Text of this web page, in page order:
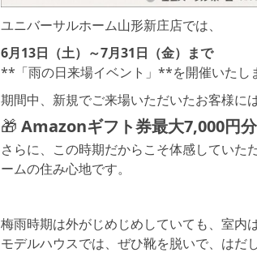
ユニバーサルホーム山形新庄店では、
6月13日（土）～7月31日（金）まで
**「雨の日来場イベント」**を開催いたし
期間中、新規でご来場いただいたお客様には
🎁 Amazonギフト券最大7,000円
さらに、この時期だからこそ体感していた
ームの住み心地です。
梅雨時期は外がじめじめしていても、室内
モデルハウスでは、ぜひ靴を脱いで、はだ